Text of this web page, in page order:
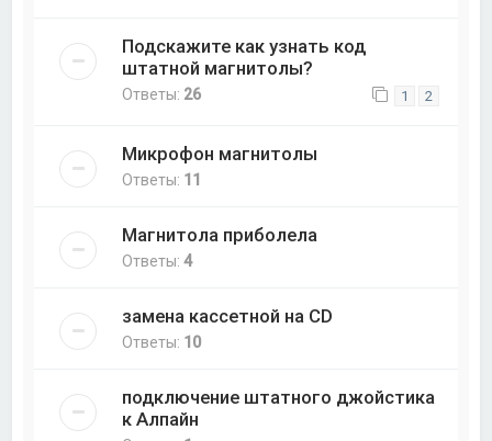
Подскажите как узнать код
штатной магнитолы?
Ответы: 26 1 2
Микрофон магнитолы
Ответы: 11
Магнитола приболела
Ответы:4
замена кассетной на CD
Ответы: 10
подключение штатного джойстика
к Алпайн